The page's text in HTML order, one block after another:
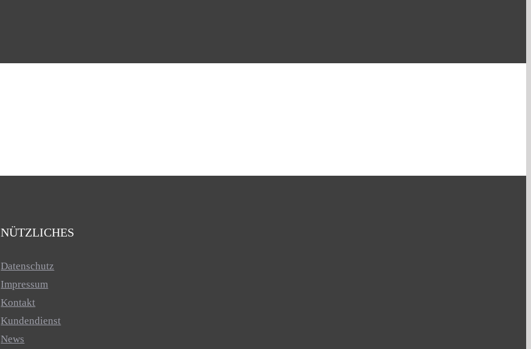
NÜTZLICHES
Datenschutz
Impressum
Kontakt
Kundendienst
News